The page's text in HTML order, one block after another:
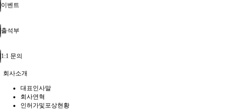
이벤트
출석부
1:1 문의
회사소개
대표인사말
회사연혁
인허가및포상현황